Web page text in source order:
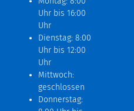
Uhr bis 16:00
Uhr
Dienstag: 8:00
Uhr bis 12:00
Uhr
Mittwoch:
geschlossen
Donnerstag: